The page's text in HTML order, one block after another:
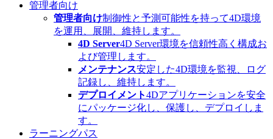
管理者向け
管理者向け制御性と予測可能性を持って4D環境
を運用、展開、維持します。
4D Server4D Server環境を信頼性高く構成お
よび管理します。
メンテナンス安定した4D環境を監視、ログ
記録し、維持します。
デプロイメント4Dアプリケーションを安全
にパッケージ化し、保護し、デプロイしま
す。
ラーニングパス